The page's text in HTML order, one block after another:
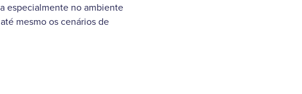
especialmente no ambiente
mesmo os cenários de